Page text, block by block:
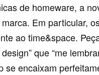
de homeware, a
Em particular,
ao time&space.
que “me
se encaixam